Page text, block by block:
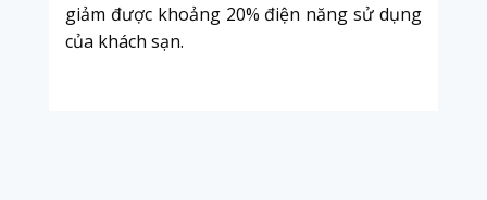
giảm được khoảng 20% điện năng sử dụng
của khách sạn.